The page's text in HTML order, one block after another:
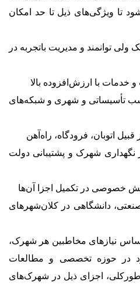
تا ویژگی‌های ذیل تا حد امکان
توانمند و مدیریت باتجربه در
خدمات با ارزش‌افزوده بالا
تأسیساتی و شهری و شبکه‌های
اتوبان، فرودگاه، راه‌آهن
شهرک و پشتیبانی دولت
خصوصی در تکمیل اجزا آن‌ها
دانشگاهی در کلان‌شهرهای
نیازهای مخاطبین هر شهرک،
در حوزه تخصصی و مطالعات
اجزای ذیل در شهرک‌های